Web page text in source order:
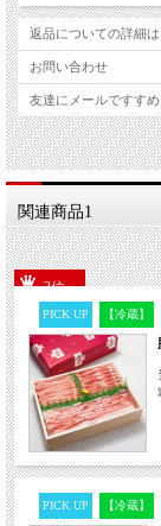
返品についての詳細
お問い合わせ
友達にメールですすめ
関連商品1
3位
PICK UP 【冷蔵】
PICK UP 【冷蔵】